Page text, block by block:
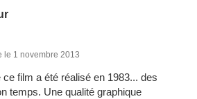
le 1 novembre 2013
film a été réalisé en 1983... des
temps. Une qualité graphique